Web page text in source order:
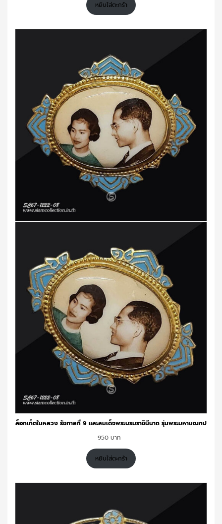
หยิบใส่ตะกร้า
ล็อกเก็ตในหลวง รัชกาลที่ 9 และสมเด็จพระบรมราชินีนาถ รุ่นพระมหามณฑป
950
หยิบใส่ตะกร้า